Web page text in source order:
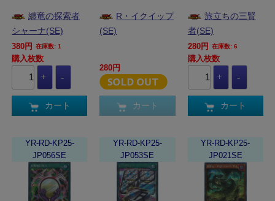
纏竜の探索者
シャーナ(SE)
380円 在庫数: 1
購入枚数
カート
R・イクイップ
(SE)
280円
カート
旅立ちの三賢
者(SE)
280円 在庫数: 6
購入枚数
カート
YR-RD-KP25-
JP056SE
YR-RD-KP25-
JP053SE
YR-RD-KP25-
JP021SE